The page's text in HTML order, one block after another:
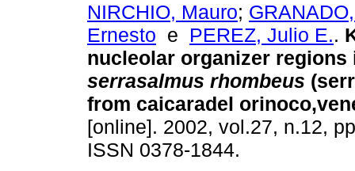
NIRCHIO, Mauro;
Ernesto e PEREZ, Julio E..
nucleolar organizer regions
serrasalmus rhombeus
from caicaradel
[online]. 2002, vol.27, n.12,
ISSN 0378-1844.